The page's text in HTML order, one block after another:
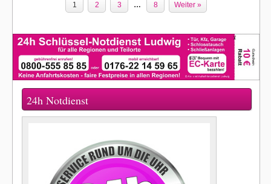
1 2 3 … 8 Weiter »
24h Notdienst